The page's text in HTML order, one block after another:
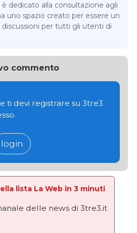
dedicato alla consultazione agli
uno spazio creato per essere un
per tutti gli utenti di
commento
ti devi registrare su 3tre3
login
lista La Web in 3 minuti
delle news di 3tre3.it